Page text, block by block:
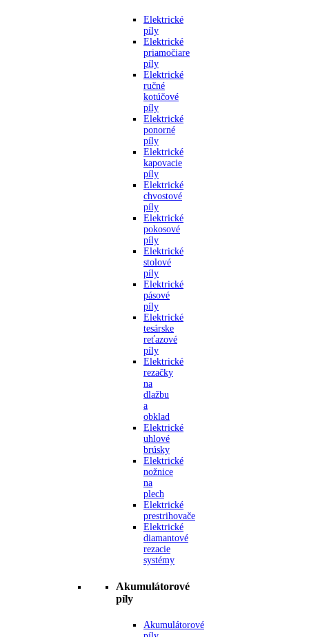
Elektrické
píly
Elektrické
priamočiare
píly
Elektrické
ručné
kotúčové
píly
Elektrické
ponorné
píly
Elektrické
kapovacie
píly
Elektrické
chvostové
píly
Elektrické
pokosové
píly
Elektrické
stolové
píly
Elektrické
pásové
píly
Elektrické
tesárske
reťazové
píly
Elektrické
rezačky
na
dlažbu
a
obklad
Elektrické
uhlové
brúsky
Elektrické
nožnice
na
plech
Elektrické
prestrihovače
Elektrické
diamantové
rezacie
systémy
Akumulátorové
píly
Akumulátorové